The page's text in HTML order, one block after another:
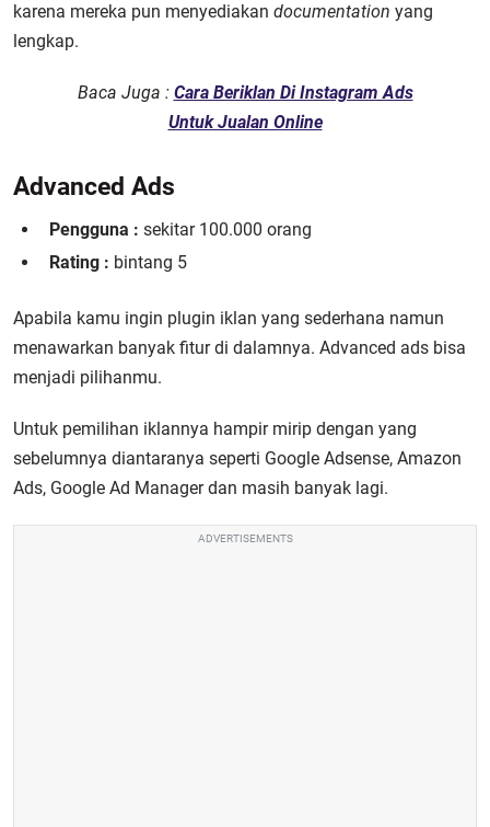
karena mereka pun menyediakan documentation yang
lengkap.
Baca Juga : Cara Beriklan Di Instagram Ads
Untuk Jualan Online
Advanced Ads
Pengguna : sekitar 100.000 orang
Rating : bintang 5
Apabila kamu ingin plugin iklan yang sederhana namun
menawarkan banyak fitur di dalamnya. Advanced ads bisa
menjadi pilihanmu.
Untuk pemilihan iklannya hampir mirip dengan yang
sebelumnya diantaranya seperti Google Adsense, Amazon
Ads, Google Ad Manager dan masih banyak lagi.
ADVERTISEMENTS